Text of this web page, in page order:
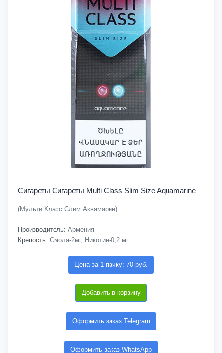
Сигареты Cигареты Multi Class Slim Size Aquamarine
(Мульти Класс Слим Аквамарин)
Производитель: Армения
Крепость: Смола-2мг, Никотин-0,2 мг
Цена за 1 пачку: 70 руб.
Добавить в корзину
Оформить заказ Telegram
Оформить заказ WhatsApp